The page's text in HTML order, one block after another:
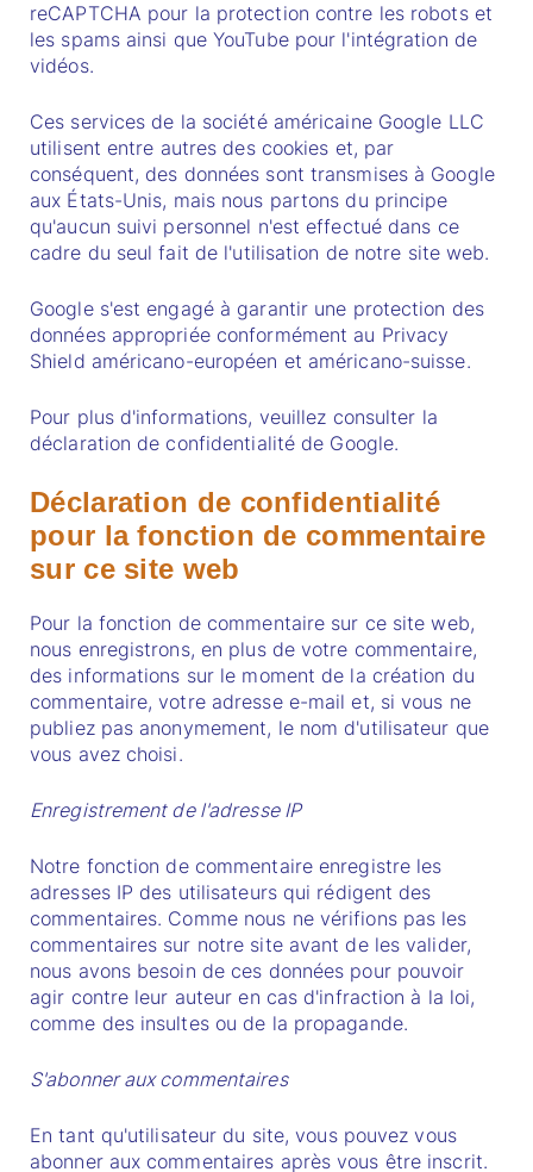
reCAPTCHA pour la protection contre les robots et
les spams ainsi que YouTube pour l'intégration de
vidéos.
Ces services de la société américaine Google LLC
utilisent entre autres des cookies et, par
conséquent, des données sont transmises à Google
aux États-Unis, mais nous partons du principe
qu'aucun suivi personnel n'est effectué dans ce
cadre du seul fait de l'utilisation de notre site web.
Google s'est engagé à garantir une protection des
données appropriée conformément au Privacy
Shield américano-européen et américano-suisse.
Pour plus d'informations, veuillez consulter la
déclaration de confidentialité de Google.
Déclaration de confidentialité
pour la fonction de commentaire
sur ce site web
Pour la fonction de commentaire sur ce site web,
nous enregistrons, en plus de votre commentaire,
des informations sur le moment de la création du
commentaire, votre adresse e-mail et, si vous ne
publiez pas anonymement, le nom d'utilisateur que
vous avez choisi.
Enregistrement de l'adresse IP
Notre fonction de commentaire enregistre les
adresses IP des utilisateurs qui rédigent des
commentaires. Comme nous ne vérifions pas les
commentaires sur notre site avant de les valider,
nous avons besoin de ces données pour pouvoir
agir contre leur auteur en cas d'infraction à la loi,
comme des insultes ou de la propagande.
S'abonner aux commentaires
En tant qu'utilisateur du site, vous pouvez vous
abonner aux commentaires après vous être inscrit.